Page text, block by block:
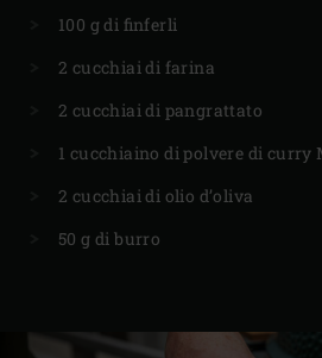
100 g di finferli
2 cucchiai di farina
2 cucchiai di pangrattato
1 cucchiaino di polvere di curry
2 cucchiai di olio d’oliva
50 g di burro